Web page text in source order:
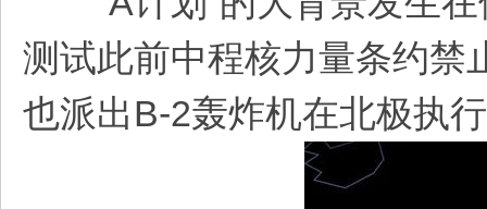
测试此前中程核力量条约禁
也派出B-2轰炸机在北极执